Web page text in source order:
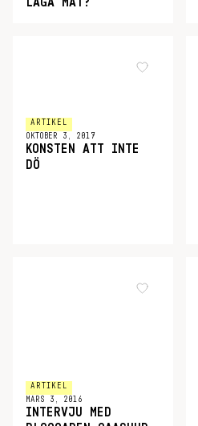
ARTIKEL
OKTOBER 3, 2017
KONSTEN ATT INTE
DÖ
ARTIKEL
MARS 3, 2016
INTERVJU MED